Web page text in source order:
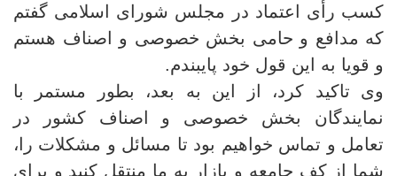
کسب رأی اعتماد در مجلس شورای اسلامی گفتم
که مدافع و حامی بخش خصوصی و اصناف هستم
و قویا به این قول خود پایبندم.
وی تاکید کرد، از این به بعد، بطور مستمر با
نمایندگان بخش خصوصی و اصناف کشور در
تعامل و تماس خواهیم بود تا مسائل و مشکلات را،
شما از کف جامعه و بازار به ما منتقل کنید و برای